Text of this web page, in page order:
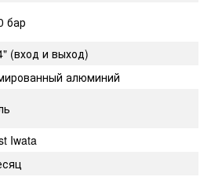
бар
(вход и выход)
алюминий
Iwata